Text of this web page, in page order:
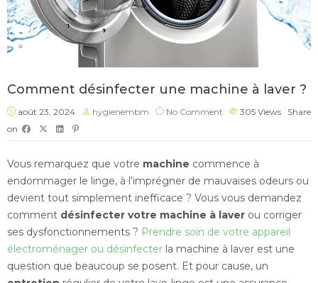
Comment désinfecter une machine à laver ?
août 23, 2024 hygienembm No Comment 305 Views
Share
on
Vous remarquez que votre machine commence à
endommager le linge, à l’imprégner de mauvaises odeurs ou
devient tout simplement inefficace ? Vous vous demandez
comment désinfecter votre machine à laver ou corriger
ses dysfonctionnements ? Prendre soin de votre appareil
électroménager ou désinfecter la machine à laver est une
question que beaucoup se posent. Et pour cause, un